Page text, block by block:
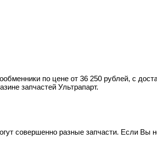
по цене от 36 250 рублей, с
запчастей Ультрапарт.
совершенно разные запчасти. Если Вы